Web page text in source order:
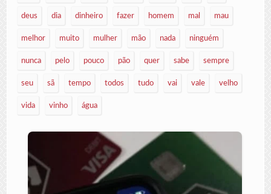
deus dia dinheiro fazer homem mal mau
melhor muito mulher mão nada ninguém
nunca pelo pouco pão quer sabe sempre
seu sã tempo todos tudo vai vale velho
vida vinho água